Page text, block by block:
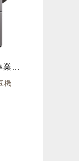
【停產】PIETRO 義大利專業級手搖磨豆機(銀)-專業手沖刀盤
機